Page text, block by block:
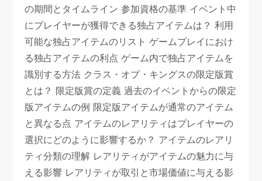
の期間とタイムライン 参加資格の基準 イベント中
にプレイヤーが獲得できる独占アイテムは？ 利用
可能な独占アイテムのリスト ゲームプレイにおけ
る独占アイテムの利点 ゲーム内で独占アイテムを
識別する方法 クラス・オブ・キングスの限定版賞
とは？ 限定版賞の定義 過去のイベントからの限定
版アイテムの例 限定版アイテムが通常のアイテム
と異なる点 アイテムのレアリティはプレイヤーの
選択にどのように影響するか？ アイテムのレアリ
ティ分類の理解 レアリティがアイテムの魅力に与
える影響 レアリティが取引と市場価値に与える影